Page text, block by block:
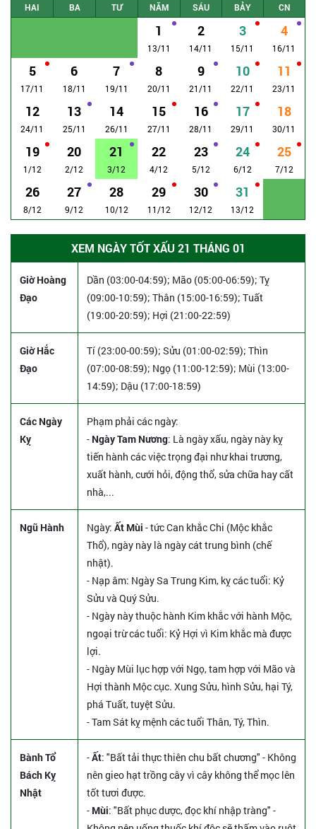
HAI BA TƯ NĂM SÁU BẢY CN
1
13/11
2
14/11
3
15/11
4
16/11
5
17/11
6
18/11
7
19/11
8
20/11
9
21/11
10
22/11
11
23/11
12
24/11
13
25/11
14
26/11
15
27/11
16
28/11
17
29/11
18
30/11
19
1/12
20
2/12
21
3/12
22
4/12
23
5/12
24
6/12
25
7/12
26
8/12
27
9/12
28
10/12
29
11/12
30
12/12
31
13/12
XEM NGÀY TỐT XẤU 21 THÁNG 01
Giờ Hoàng
Đạo
Dần (03:00-04:59); Mão (05:00-06:59); Tỵ
(09:00-10:59); Thân (15:00-16:59); Tuất
(19:00-20:59); Hợi (21:00-22:59)
Giờ Hắc
Đạo
Tí (23:00-00:59); Sửu (01:00-02:59); Thìn
(07:00-08:59); Ngọ (11:00-12:59); Mùi (13:00-
14:59); Dậu (17:00-18:59)
Các Ngày
Kỵ
Phạm phải các ngày:
- Ngày Tam Nương: Là ngày xấu, ngày này kỵ
tiến hành các việc trọng đại như khai trương,
xuất hành, cưới hỏi, động thổ, sửa chữa hay cất
nhà,...
Ngũ Hành Ngày: Ất Mùi - tức Can khắc Chi (Mộc khắc
Thổ), ngày này là ngày cát trung bình (chế
nhật).
- Nạp âm: Ngày Sa Trung Kim, kỵ các tuổi: Kỷ
Sửu và Quý Sửu.
- Ngày này thuộc hành Kim khắc với hành Mộc,
ngoại trừ các tuổi: Kỷ Hợi vì Kim khắc mà được
lợi.
- Ngày Mùi lục hợp với Ngọ, tam hợp với Mão và
Hợi thành Mộc cục. Xung Sửu, hình Sửu, hại Tý,
phá Tuất, tuyệt Sửu.
- Tam Sát kỵ mệnh các tuổi Thân, Tý, Thìn.
Bành Tổ
Bách Kỵ
Nhật
-Ất: "Bất tải thực thiên chu bất chương" - Không
nên gieo hạt trồng cây vì cây không thể mọc lên
tốt tươi được.
- Mùi: "Bất phục dược, đọc khí nhập tràng" -